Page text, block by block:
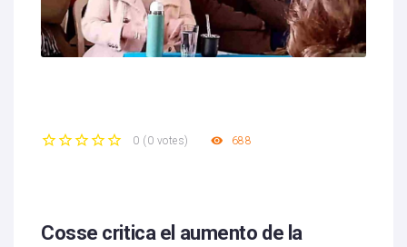
0 ( 0 votes) 688
Cosse critica el aumento de la